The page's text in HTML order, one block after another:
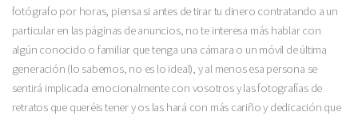
fotógrafo por horas, piensa si antes de tirar tu dinero contratando a un
particular en las páginas de anuncios, no te interesa más hablar con
algún conocido o familiar que tenga una cámara o un móvil de última
generación (lo sabemos, no es lo ideal), y al menos esa persona se
sentirá implicada emocionalmente con vosotros y las fotografías de
retratos que queréis tener y os las hará con más cariño y dedicación que